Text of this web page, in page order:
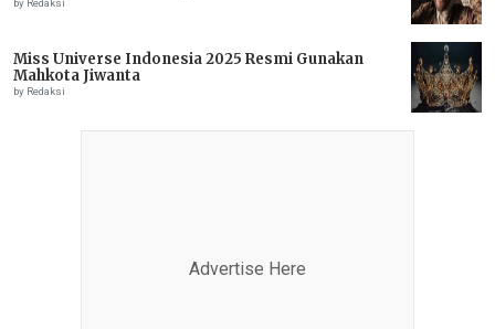
by Redaksi
Miss Universe Indonesia 2025 Resmi Gunakan
Mahkota Jiwanta
by Redaksi
Advertise Here